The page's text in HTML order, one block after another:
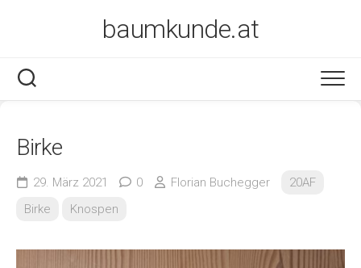
baumkunde.at
Birke
29. März 2021 0 Florian Buchegger
20AF
Birke
Knospen